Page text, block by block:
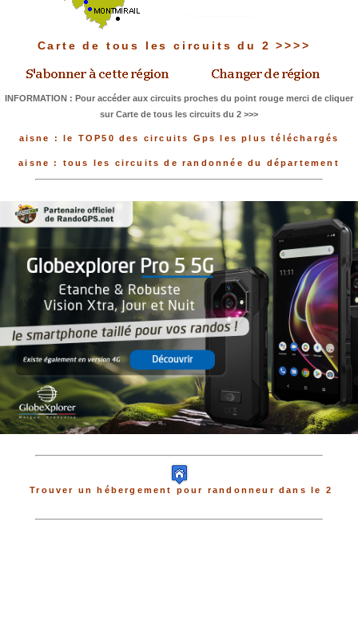
Carte de tous les circuits du 2 >>>>
INFORMATION : Pour accéder aux circuits proches du point rouge merci de cliquer
sur Carte de tous les circuits du 2 >>>
aisne : le TOP50 des circuits Gps les plus téléchargés
aisne : tous les circuits de randonnée du département
Trouver un hébergement pour randonneur dans le 2